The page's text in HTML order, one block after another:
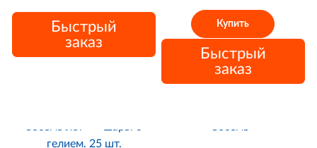
Быстрый
заказ
Купить
Быстрый
заказ